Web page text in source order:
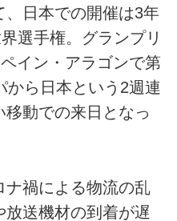
、日本での開催は3年
選手権。グランプリ
イン・アラゴンで第
から日本という2週連
動での来日となっ
ナ禍による物流の乱
送機材の到着が遅